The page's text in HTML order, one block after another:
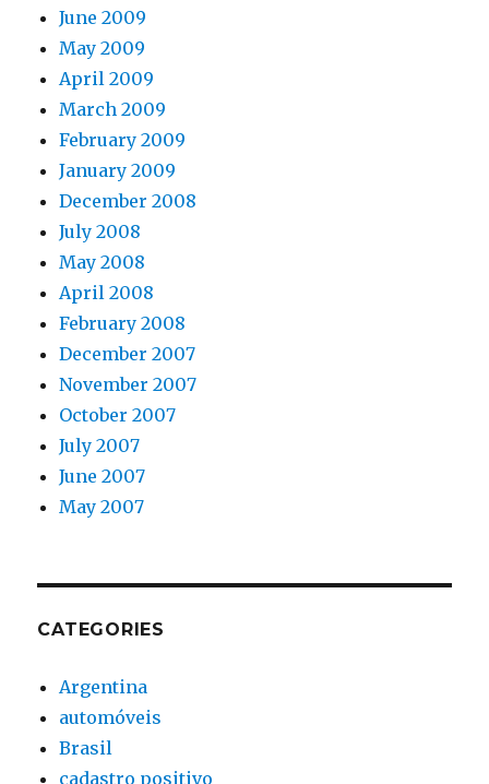
June 2009
May 2009
April 2009
March 2009
February 2009
January 2009
December 2008
July 2008
May 2008
April 2008
February 2008
December 2007
November 2007
October 2007
July 2007
June 2007
May 2007
CATEGORIES
Argentina
automóveis
Brasil
cadastro positivo